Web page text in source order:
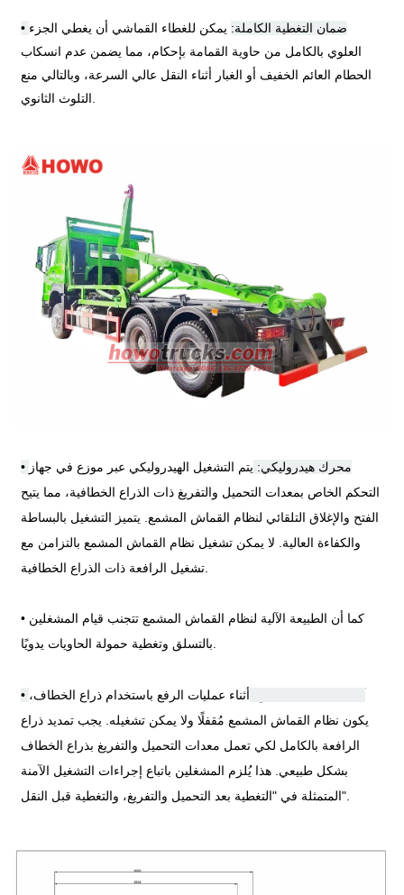
• ضمان التغطية الكاملة: يمكن للغطاء القماشي أن يغطي الجزء
العلوي بالكامل من حاوية القمامة بإحكام، مما يضمن عدم انسكاب
الحطام العائم الخفيف أو الغبار أثناء النقل عالي السرعة، وبالتالي منع
التلوث الثانوي.
• محرك هيدروليكي: يتم التشغيل الهيدروليكي عبر موزع في جهاز
التحكم الخاص بمعدات التحميل والتفريغ ذات الذراع الخطافية، مما يتيح
الفتح والإغلاق التلقائي لنظام القماش المشمع. يتميز التشغيل بالبساطة
والكفاءة العالية. لا يمكن تشغيل نظام القماش المشمع بالتزامن مع
تشغيل الرافعة ذات الذراع الخطافية.
•
بالتسلق وتغطية حمولة الحاويات يدويًا.
• أثناء عمليات الرفع باستخدام ذراع الخطاف،
يكون نظام القماش المشمع مُقفلًا ولا يمكن تشغيله. يجب تمديد ذراع
الرافعة بالكامل لكي تعمل معدات التحميل والتفريغ بذراع الخطاف
بشكل طبيعي. هذا يُلزم المشغلين باتباع إجراءات التشغيل الآمنة
المتمثلة في "التغطية بعد التحميل والتفريغ، والتغطية قبل النقل".